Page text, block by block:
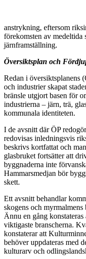
anstrykning, eftersom
förekomsten av
järnframställning.
Översiktsplan och
Redan i översiktsplanens
och industrier skapat
bränsle utgjort basen för
industrierna – järn, trä,
kommunala identiteten.
I de avsnitt där ÖP
redovisas inledningsvis
beskrivs kortfattat och
glasbruket fortsätter att
byggnaderna inte
Hammarsmedjan bör
skett.
Ett avsnitt behandlar
skogens och
Ännu en gång
viktigaste branscherna.
konstaterar att
behöver uppdateras med
kulturarv och